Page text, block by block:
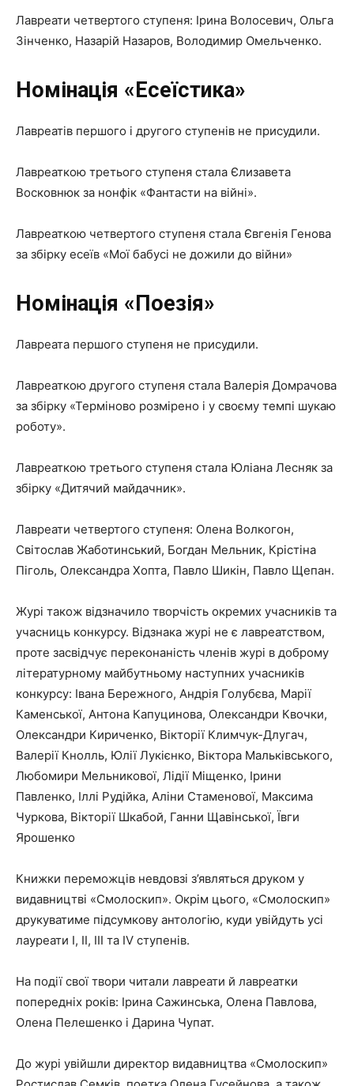
Лавреати четвертого ступеня: Ірина Волосевич, Ольга
Зінченко, Назарій Назаров, Володимир Омельченко.
Номінація «Есеїстика»
Лавреатів першого і другого ступенів не присудили.
Лавреаткою третього ступеня стала Єлизавета
Восковнюк за нонфік «Фантасти на війні».
Лавреаткою четвертого ступеня стала Євгенія Генова
за збірку есеїв «Мої бабусі не дожили до війни»
Номінація «Поезія»
Лавреата першого ступеня не присудили.
Лавреаткою другого ступеня стала Валерія Домрачова
за збірку «Терміново розмірено і у своєму темпі шукаю
роботу».
Лавреаткою третього ступеня стала Юліана Лесняк за
збірку «Дитячий майдачник».
Лавреати четвертого ступеня: Олена Волкогон,
Світослав Жаботинський, Богдан Мельник, Крістіна
Піголь, Олександра Хопта, Павло Шикін, Павло Щепан.
Журі також відзначило творчість окремих учасників та
учасниць конкурсу. Відзнака журі не є лавреатством,
проте засвідчує переконаність членів журі в доброму
літературному майбутньому наступних учасників
конкурсу: Івана Бережного, Андрія Голубєва, Марії
Каменської, Антона Капуцинова, Олександри Квочки,
Олександри Кириченко, Вікторії Климчук-Длугач,
Валерії Кнолль, Юлії Лукієнко, Віктора Мальківського,
Любомири Мельникової, Лідії Міщенко, Ірини
Павленко, Іллі Рудійка, Аліни Стаменової, Максима
Чуркова, Вікторії Шкабой, Ганни Щавінської, Ївги
Ярошенко
Книжки переможців невдовзі з’являться друком у
видавництві «Смолоскип». Окрім цього, «Смолоскип»
друкуватиме підсумкову антологію, куди увійдуть усі
лауреати І, ІІ, ІІІ та IV ступенів.
На події свої твори читали лавреати й лавреатки
попередніх років: Ірина Сажинська, Олена Павлова,
Олена Пелешенко і Дарина Чупат.
До журі увійшли директор видавництва «Смолоскип»